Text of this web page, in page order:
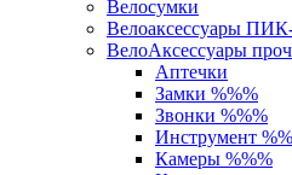
Велосумки
Велоаксессуары
ВелоАксессуары
Аптечки
Замки %%%
Звонки %%%
Инструмент
Камеры %%%